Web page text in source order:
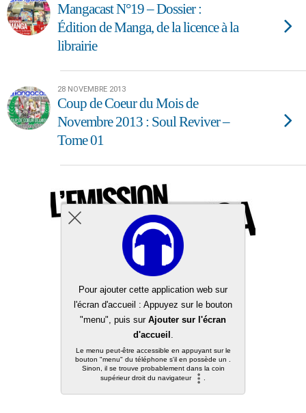
Mangacast N°19 – Dossier :
Édition de Manga, de la licence à la
librairie
28 NOVEMBRE 2013
Coup de Coeur du Mois de
Novembre 2013 : Soul Reviver –
Tome 01
Back to top